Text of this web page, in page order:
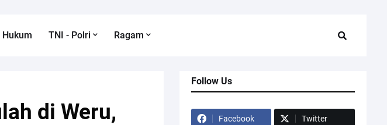
Hukum TNI - Polri Ragam
di Weru,
Follow Us
Facebook Twitter